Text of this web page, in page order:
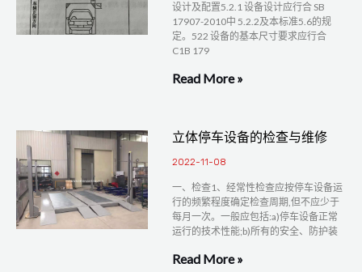
设计及配置5.2.1 设备设计应行合 SB
17907-2010中 5.2.2及本标准5.6的规
定。522 设备的基本尺寸要求应行合
C1B 179
Read More »
立体停车设备的检查与维修
2022-11-08
一、检查1、经常性检查应按停车设备运
行的频繁程度确定检查周期,但不应少于
每月一次。一般应包括:a)停车设备正常
运行的技术性能;b)所有的安全、防护装
Read More »